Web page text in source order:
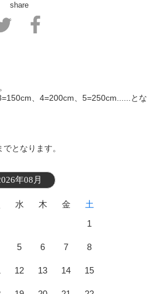
share
、4=200cm、5=250cm......とな
となります。
年08月
水 木 金
土
1
5 6 7 8
12 13 14 15